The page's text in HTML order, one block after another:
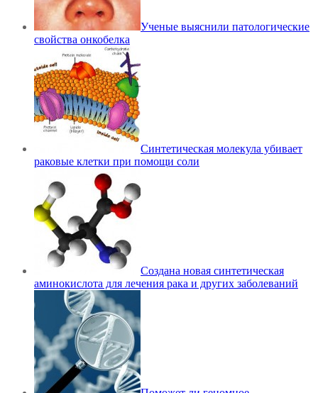
Ученые выяснили патологические
свойствa онкобелка
Синтетическая молекула убивает
раковые клетки при помощи соли
Создана новая синтетическая
аминокислота для лечения рака и других заболеваний